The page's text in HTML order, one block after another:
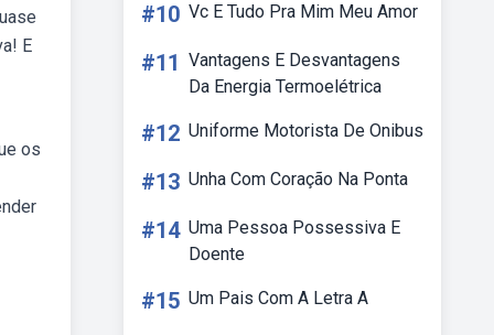
E
os
#10 Vc E Tudo Pra Mim Meu Amor
#11 Vantagens E Desvantagens
Da Energia Termoelétrica
#12 Uniforme Motorista De Onibus
#13 Unha Com Coração Na Ponta
#14 Uma Pessoa Possessiva E
Doente
#15 Um Pais Com A Letra A